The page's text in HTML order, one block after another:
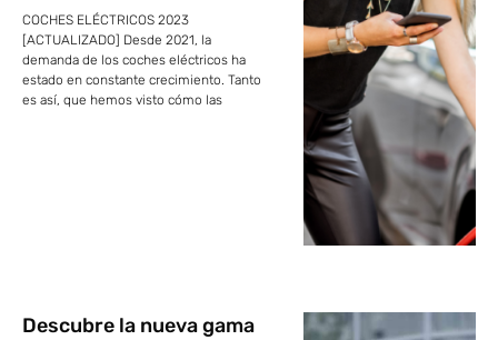
COCHES ELÉCTRICOS 2023
[ACTUALIZADO] Desde 2021, la
demanda de los coches eléctricos ha
estado en constante crecimiento. Tanto
es así, que hemos visto cómo las
Descubre la nueva gama